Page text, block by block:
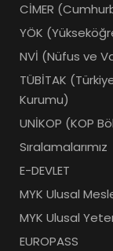
CİMER
YÖK
NVİ (Nüfus ve
TÜBİTAK
Kurumu)
UNİKOP (KOP
Sıralamalarımız
E-DEVLET
MYK Ulusal
MYK Ulusal
EUROPASS